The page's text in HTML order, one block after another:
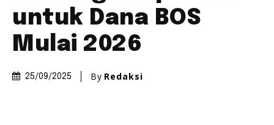
untuk Dana BOS
Mulai 2026
25/09/2025 By Redaksi